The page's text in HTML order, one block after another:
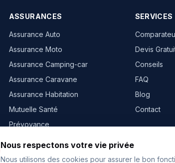
ASSURANCES
Assurance Auto
Assurance Moto
Assurance Camping-car
Assurance Caravane
Assurance Habitation
Mutuelle Santé
Prévoyance
SERVICES
Devis
Conseils
FAQ
Blog
Contact
Nous respectons votre vie privée
Nous utilisons des cookies pour assurer le bon